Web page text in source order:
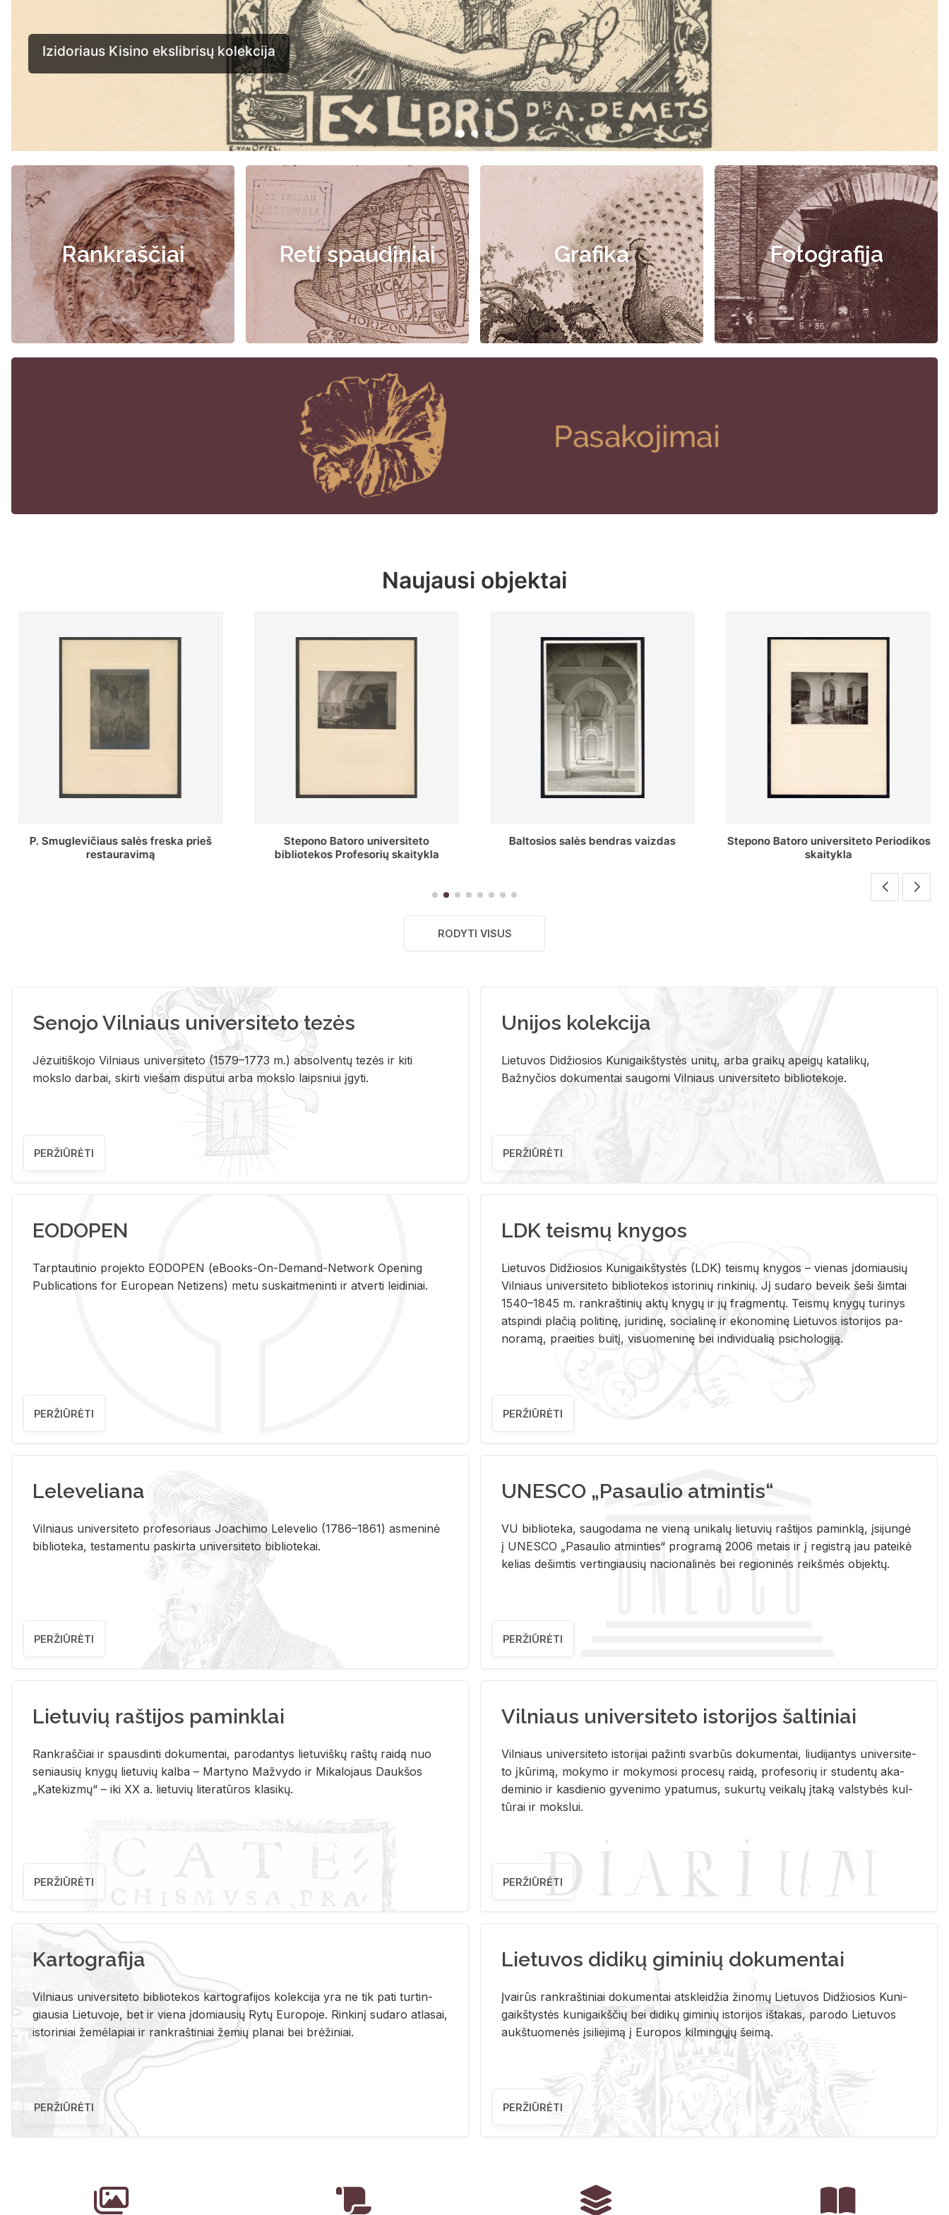
Rankraščiai Reti spaudiniai Grafika Fotografija
Naujausi objektai
Stepono Batoro universiteto
bibliotekos Profesorių skaitykla
Baltosios salės bendras vaizdas
Stepono Batoro universiteto Periodikos
Periodikos skaitykla Stepono Batoro
universiteto bibliotekoje
RODYTI VISUS
Senojo Vilniaus universiteto tezės
Jėzuitiškojo Vilniaus universiteto (1579–1773 m.) absolventų tezės ir kiti
mokslo darbai, skirti viešam disputui arba mokslo laipsniui įgyti.
PERŽIŪRĖTI
Unijos kolekcija
Lietuvos Didžiosios Kunigaikštystės unitų, arba graikų apeigų katalikų,
Bažnyčios dokumentai saugomi Vilniaus universiteto bibliotekoje.
PERŽIŪRĖTI
EODOPEN
Tarp­tau­ti­nio pro­jek­to EO­DO­PEN (eBo­oks-On-De­mand-Ne­twork Ope­ning
Pub­li­ca­tions for Eu­ro­pe­an Ne­ti­zens) metu su­skait­me­nin­ti ir at­ver­ti lei­di­niai.
PERŽIŪRĖTI
LDK teismų knygos
Lie­tu­vos Di­džio­sios Ku­ni­gaikš­tys­tės (LDK) teis­mų kny­gos – vie­nas įdo­miau­sių
Vil­niaus uni­ver­si­te­to bi­b­lio­te­kos is­to­ri­nių rin­ki­nių. Jį su­da­ro be­veik šeši šim­tai
1540–1845 m. rank­raš­ti­nių aktų kny­gų ir jų frag­men­tų. Teis­mų kny­gų tu­ri­nys
at­spin­di pla­čią po­li­ti­nę, ju­ri­di­nę, so­cia­li­nę ir eko­no­mi­nę Lie­tu­vos is­to­ri­jos pa­
no­ra­mą, pra­ei­ties bui­tį, vi­suo­me­ni­nę bei in­di­vi­dua­lią psi­cho­lo­gi­ją.
PERŽIŪRĖTI
Leleveliana
Vil­niaus uni­ver­si­te­to pro­fe­so­riaus Jo­a­chi­mo Le­le­ve­lio (1786–1861) as­me­ni­nė
bi­b­lio­te­ka, te­sta­men­tu pa­skir­ta uni­ver­si­te­to bi­b­lio­te­kai.
PERŽIŪRĖTI
UNESCO „Pasaulio atmintis“
VU biblioteka, saugodama ne vieną unikalų lietuvių raštijos paminklą, įsijungė
į UNESCO „Pasaulio atminties“ programą 2006 metais ir į registrą jau pateikė
kelias dešimtis vertingiausių nacionalinės bei regioninės reikšmės objektų.
PERŽIŪRĖTI
Lietuvių raštijos paminklai
Rank­raš­čiai ir spaus­din­ti do­ku­men­tai, pa­ro­dan­tys lie­tu­viš­kų raš­tų rai­dą nuo
se­niau­sių kny­gų lie­tu­vių kal­ba – Mar­ty­no Ma­žvy­do ir Mi­ka­lo­jaus Dauk­šos
„Ka­te­kiz­mų“ – iki XX a. lie­tu­vių li­te­ra­tū­ros kla­si­kų.
PERŽIŪRĖTI
Vilniaus universiteto istorijos šaltiniai
Vil­niaus uni­ver­si­te­to is­to­ri­jai pa­žin­ti svar­būs do­ku­men­tai, liu­di­jan­tys uni­ver­si­te­
to įkū­ri­mą, mo­ky­mo ir mo­ky­mo­si pro­ce­sų rai­dą, pro­fe­so­rių ir stu­den­tų aka­
de­mi­nio ir kas­die­nio gy­ve­ni­mo ypa­tu­mus, su­kur­tų vei­ka­lų įta­ką vals­ty­bės kul­
tū­rai ir moks­lui.
PERŽIŪRĖTI
Kartografija
Vil­niaus uni­ver­si­te­to bi­b­lio­te­kos kar­to­gra­fi­jos ko­lek­ci­ja yra ne tik pati tur­tin­
giau­sia Lie­tu­vo­je, bet ir vie­na įdo­miau­sių Rytų Eu­ro­po­je. Rin­ki­nį su­da­ro at­la­sai,
is­to­ri­niai že­mė­la­piai ir rank­raš­ti­niai že­mių pla­nai bei brė­ži­niai.
PERŽIŪRĖTI
Lietuvos didikų giminių dokumentai
Įvai­rūs rank­raš­ti­niai do­ku­men­tai at­sklei­džia ži­no­mų Lie­tu­vos Di­džio­sios Ku­ni­
gaikš­tys­tės ku­ni­gaikš­čių bei di­di­kų gi­mi­nių is­to­ri­jos iš­ta­kas, pa­ro­do Lie­tu­vos
aukš­tuo­me­nės įsi­lie­ji­mą į Eu­ro­pos kil­min­gų­jų šei­mą.
PERŽIŪRĖTI